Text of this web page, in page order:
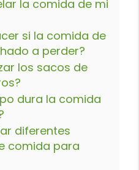
la comida de mi
si la comida de
a perder?
los sacos de
dura la comida
diferentes
comida para